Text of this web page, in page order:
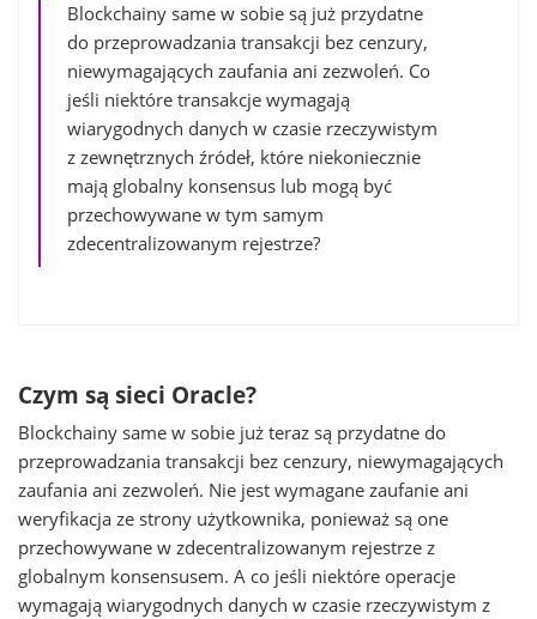
Blockchainy same w sobie są już przydatne
do przeprowadzania transakcji bez cenzury,
niewymagających zaufania ani zezwoleń. Co
jeśli niektóre transakcje wymagają
wiarygodnych danych w czasie rzeczywistym
z zewnętrznych źródeł, które niekoniecznie
mają globalny konsensus lub mogą być
przechowywane w tym samym
zdecentralizowanym rejestrze?
Czym są sieci Oracle?
Blockchainy same w sobie już teraz są przydatne do
przeprowadzania transakcji bez cenzury, niewymagających
zaufania ani zezwoleń. Nie jest wymagane zaufanie ani
weryfikacja ze strony użytkownika, ponieważ są one
przechowywane w zdecentralizowanym rejestrze z
globalnym konsensusem. A co jeśli niektóre operacje
wymagają wiarygodnych danych w czasie rzeczywistym z